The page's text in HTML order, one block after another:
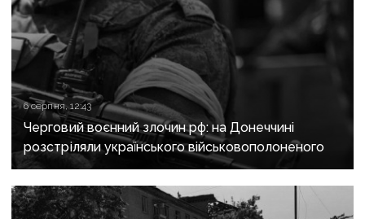
6 серпня, 12:43
Черговий воєнний злочин рф: на Донеччині
розстріляли українського військовополоненого